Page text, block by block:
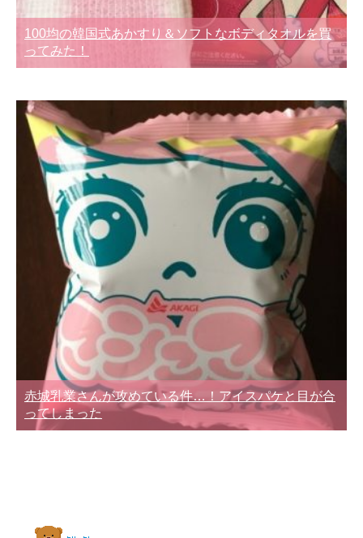
100均の韓国式あかすり＆ソフトなボディタオルを買
ってみた！
赤城乳業さんが攻めている件…！アイスパケと目が合
ってしまった